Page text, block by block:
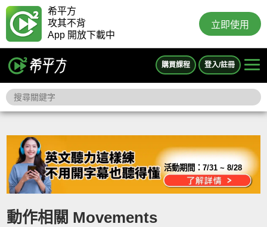
希平方
攻其不背
App 開放下載中
立即使用
購買課程 登入/註冊
活動期間：7/31 ~ 8/28
動作相關 Movements